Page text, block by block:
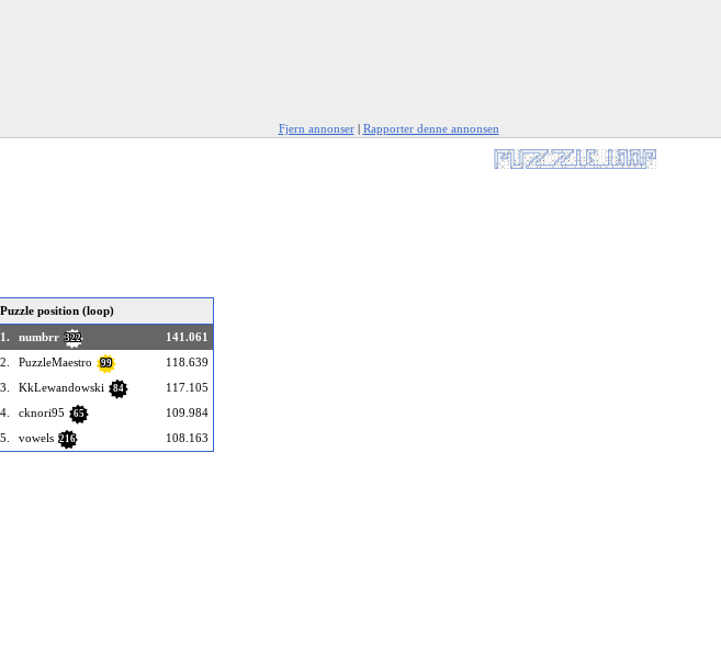
Fjern annonser| Rapporter denne annonsen
Puzzle position (loop)
1.
numbrr 322
141.061
2.
PuzzleMaestro 99
118.639
3.
KkLewandowski 84
117.105
4.
cknori95 65
109.984
5.
vowels 216 108.163